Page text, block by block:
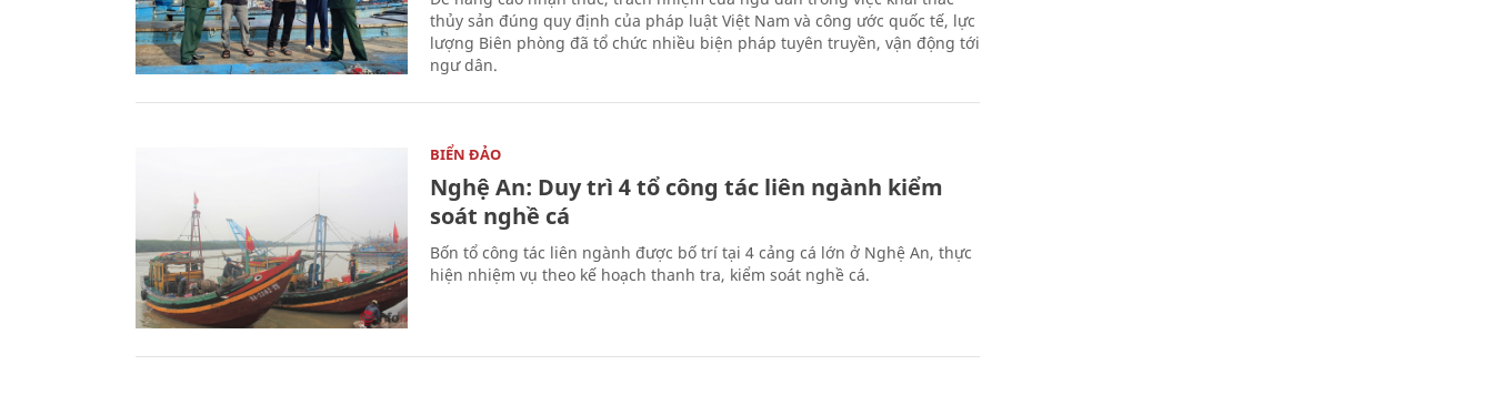
thủy sản đúng quy định của pháp luật Việt Nam và công ước quốc tế, lực
lượng Biên phòng đã tổ chức nhiều biện pháp tuyên truyền, vận động tới
ngư dân.
BIỂN ĐẢO
Nghệ An: Duy trì 4 tổ công tác liên ngành kiểm
soát nghề cá
Bốn tổ công tác liên ngành được bố trí tại 4 cảng cá lớn ở Nghệ An, thực
hiện nhiệm vụ theo kế hoạch thanh tra, kiểm soát nghề cá.